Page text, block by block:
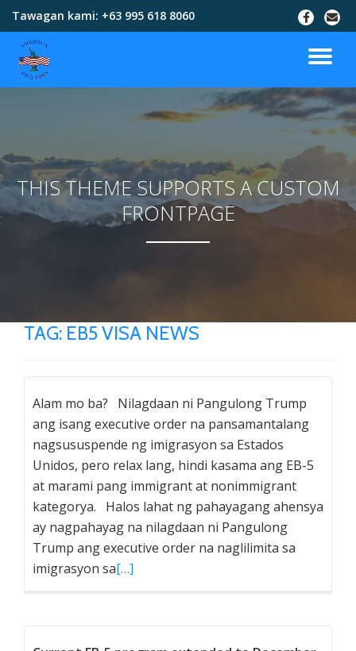
content
Tawagan kami: +63 995 618 8060
THIS THEME SUPPORTS A CUSTOM
FRONTPAGE
TAG: EB5 VISA NEWS
Alam mo ba? Nilagdaan ni Pangulong Trump
ang isang executive order na pansamantalang
nagsususpende ng imigrasyon sa Estados
Unidos, pero relax lang, hindi kasama ang EB-5
at marami pang immigrant at nonimmigrant
kategorya. Halos lahat ng pahayagang ahensya
ay nagpahayag na nilagdaan ni Pangulong
Trump ang executive order na naglilimita sa
imigrasyon sa[…]